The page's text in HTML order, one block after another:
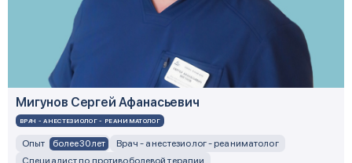
Мигунов Сергей Афанасьевич
ВРАЧ - АНЕСТЕЗИОЛОГ - РЕАНИМАТОЛОГ
Опыт более 30 лет
Врач - анестезиолог - реаниматолог
Специалист по противоболевой терапии